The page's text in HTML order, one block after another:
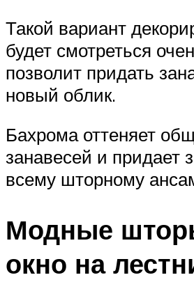
Такой вариант
будет смотреться
позволит придать
новый облик.
Бахрома оттеняет
занавесей и придает
всему шторному
Модные
окно на